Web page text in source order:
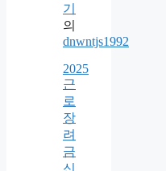
기
의
dnwntjs1992
2025
근
로
장
려
금
신